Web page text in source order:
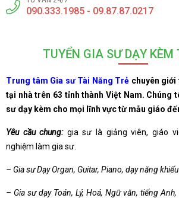
090.333.1985 - 09.87.87.0217
TUYỂN GIA SƯ DẠY
Trung tâm Gia sư Tài Năng Trẻ chuyên
tại nhà trên 63 tỉnh thành Việt Nam. Chúng
sư dạy kèm cho mọi lĩnh vực từ mẫu giáo
Yêu cầu chung:gia sư là giảng viên, giáo
nghiệm làm gia sư.
– Gia sư Dạy Organ, Guitar, Piano, dạy năng khiếu
– Gia sư dạy Toán, Lý, Hoá, Ngữ văn, tiếng